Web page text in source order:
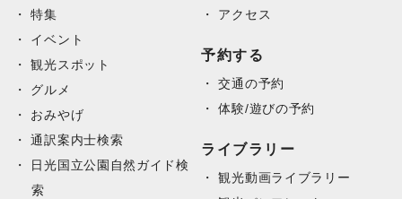
特集
イベント
観光スポット
グルメ
おみやげ
通訳案内士検索
日光国立公園自然ガイド検
索
アクセス
予約する
交通の予約
体験/遊びの予約
ライブラリー
観光動画ライブラリー